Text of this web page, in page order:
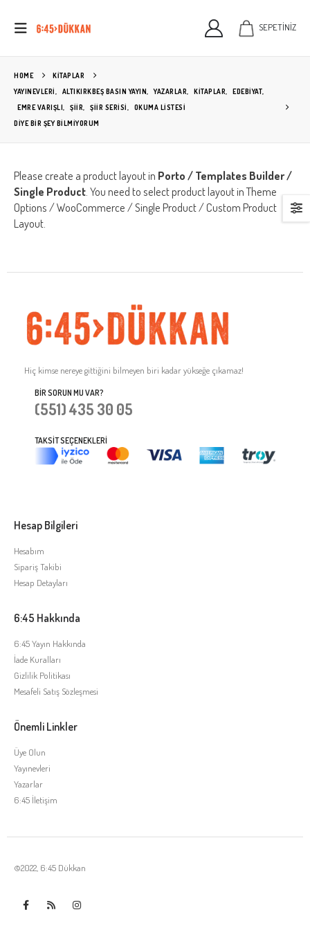
SEPETİNİZ
HOME
KITAPLAR
YAYINEVLERİ
ALTIKIRKBEŞ BASIN YAYIN YAZARLAR KİTAPLAR EDEBIYAT
EMRE VARIŞLI
ŞIIR ŞIIR SERISI
OKUMA LISTESI
DIYE BIR ŞEY BILMIYORUM
Please create a product layout in Porto / Templates Builder /
Single Product . You need to select product layout in Theme
Options / WooCommerce / Single Product / Custom Product
Layout.
Hiç kimse nereye gittiğini bilmeyen biri kadar yükseğe çıkamaz!
BIR SORUN MU VAR?
(551) 435 30 05
TAKSIT SEÇENEKLERI
Hesap Bilgileri
Hesabım
Sipariş Takibi
Hesap Detayları
6:45 Hakkında
6:45 Yayın Hakkında
İade Kuralları
Gizlilik Politikası
Mesafeli Satış Sözleşmesi
Önemli Linkler
Üye Olun
Yayınevleri
Yazarlar
6:45 İletişim
©2022, 6:45 Dükkan